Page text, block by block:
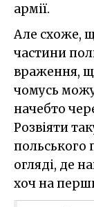
армії.
Але схоже,
частини
враження,
чомусь
начебто
Розвіяти
польського
огляді, де
хоч на